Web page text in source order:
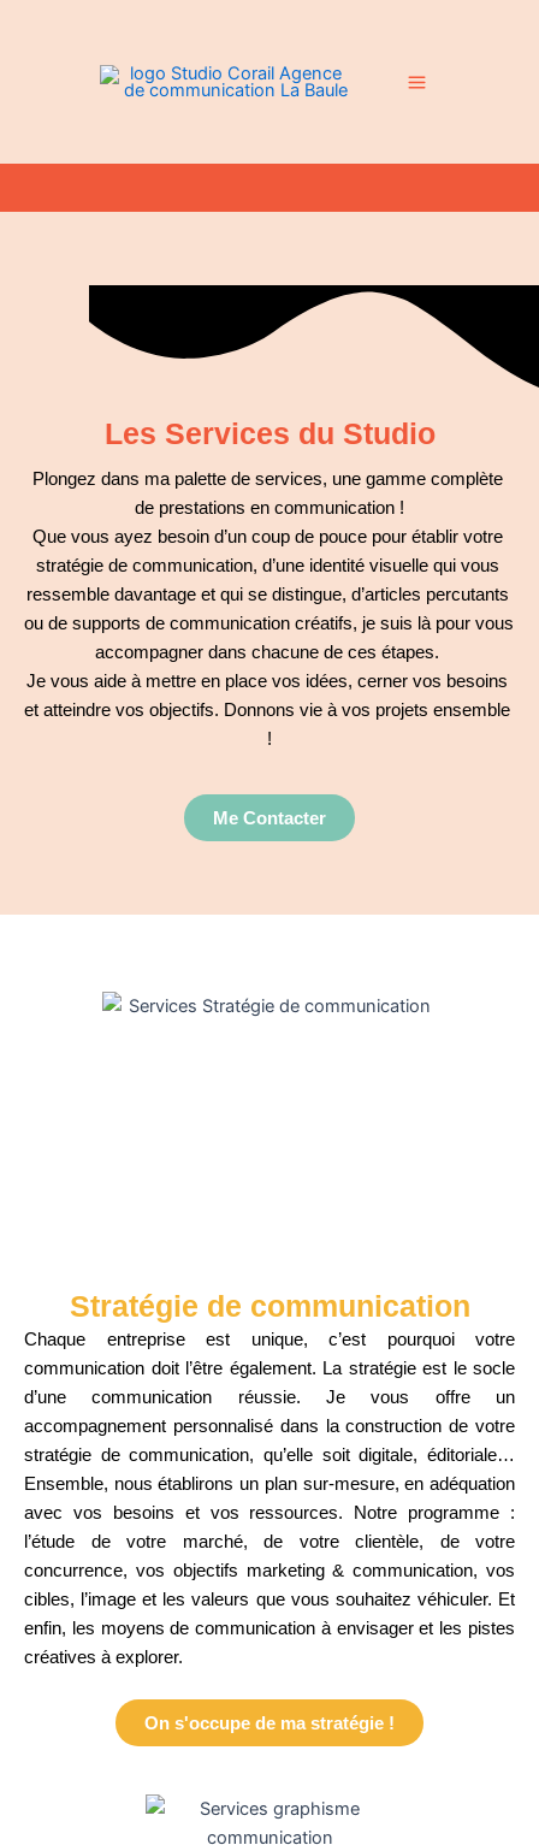
Les Services du Studio
Plongez dans ma palette de services, une gamme complète
de prestations en communication !
Que vous ayez besoin d’un coup de pouce pour établir votre
stratégie de communication, d’une identité visuelle qui vous
ressemble davantage et qui se distingue, d’articles percutants
ou de supports de communication créatifs, je suis là pour vous
accompagner dans chacune de ces étapes.
Je vous aide à mettre en place vos idées, cerner vos besoins
et atteindre vos objectifs. Donnons vie à vos projets ensemble
!
Me Contacter
Stratégie de communication
Chaque entreprise est unique, c’est pourquoi votre
communication doit l’être également. La stratégie est le socle
d’une communication réussie. Je vous offre un
accompagnement personnalisé dans la construction de votre
stratégie de communication, qu’elle soit digitale, éditoriale…
Ensemble, nous établirons un plan sur-mesure, en adéquation
avec vos besoins et vos ressources. Notre programme :
l’étude de votre marché, de votre clientèle, de votre
concurrence, vos objectifs marketing & communication, vos
cibles, l’image et les valeurs que vous souhaitez véhiculer. Et
enfin, les moyens de communication à envisager et les pistes
créatives à explorer.
On s'occupe de ma stratégie !